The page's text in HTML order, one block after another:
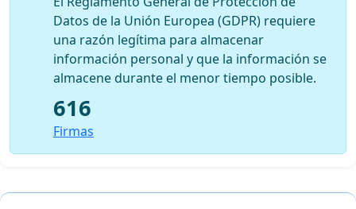
Datos de la Unión Europea (GDPR) requiere
una razón legítima para almacenar
información personal y que la información se
almacene durante el menor tiempo posible.
616
Firmas